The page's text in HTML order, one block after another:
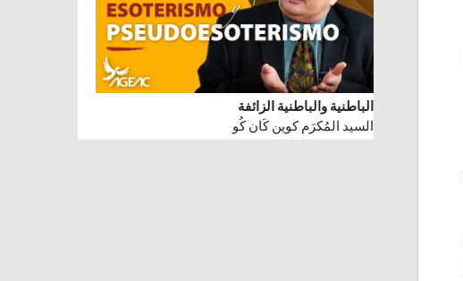
الباطنية والباطنية الزائفة
السيد المُكرَم كوين كَان كُو